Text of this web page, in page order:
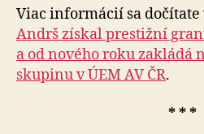
Viac informácií sa
Andrš získal prestižní grant
a od nového roku zakládá
skupinu v ÚEM AV ČR.
* * *